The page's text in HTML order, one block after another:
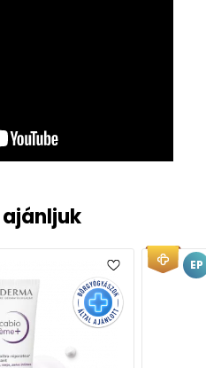
ajánljuk